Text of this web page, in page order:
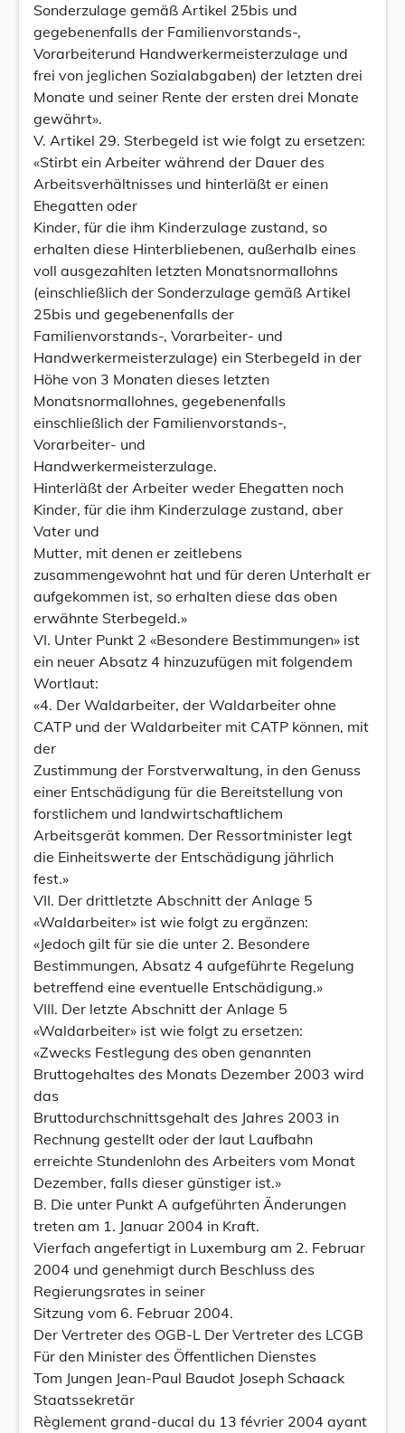
Sonderzulage gemäß Artikel 25bis und
gegebenenfalls der Familienvorstands-,
Vorarbeiterund Handwerkermeisterzulage und
frei von jeglichen Sozialabgaben) der letzten drei
Monate und seiner Rente der ersten drei Monate
gewährt».
V. Artikel 29. Sterbegeld ist wie folgt zu ersetzen:
«Stirbt ein Arbeiter während der Dauer des
Arbeitsverhältnisses und hinterläßt er einen
Ehegatten oder
Kinder, für die ihm Kinderzulage zustand, so
erhalten diese Hinterbliebenen, außerhalb eines
voll ausgezahlten letzten Monatsnormallohns
(einschließlich der Sonderzulage gemäß Artikel
25bis und gegebenenfalls der
Familienvorstands-, Vorarbeiter- und
Handwerkermeisterzulage) ein Sterbegeld in der
Höhe von 3 Monaten dieses letzten
Monatsnormallohnes, gegebenenfalls
einschließlich der Familienvorstands-,
Vorarbeiter- und
Handwerkermeisterzulage.
Hinterläßt der Arbeiter weder Ehegatten noch
Kinder, für die ihm Kinderzulage zustand, aber
Vater und
Mutter, mit denen er zeitlebens
zusammengewohnt hat und für deren Unterhalt er
aufgekommen ist, so erhalten diese das oben
erwähnte Sterbegeld.»
VI. Unter Punkt 2 «Besondere Bestimmungen» ist
ein neuer Absatz 4 hinzuzufügen mit folgendem
Wortlaut:
«4. Der Waldarbeiter, der Waldarbeiter ohne
CATP und der Waldarbeiter mit CATP können, mit
der
Zustimmung der Forstverwaltung, in den Genuss
einer Entschädigung für die Bereitstellung von
forstlichem und landwirtschaftlichem
Arbeitsgerät kommen. Der Ressortminister legt
die Einheitswerte der Entschädigung jährlich
fest.»
VII. Der drittletzte Abschnitt der Anlage 5
«Waldarbeiter» ist wie folgt zu ergänzen:
«Jedoch gilt für sie die unter 2. Besondere
Bestimmungen, Absatz 4 aufgeführte Regelung
betreffend eine eventuelle Entschädigung.»
VIII. Der letzte Abschnitt der Anlage 5
«Waldarbeiter» ist wie folgt zu ersetzen:
«Zwecks Festlegung des oben genannten
Bruttogehaltes des Monats Dezember 2003 wird
das
Bruttodurchschnittsgehalt des Jahres 2003 in
Rechnung gestellt oder der laut Laufbahn
erreichte Stundenlohn des Arbeiters vom Monat
Dezember, falls dieser günstiger ist.»
B. Die unter Punkt A aufgeführten Änderungen
treten am 1. Januar 2004 in Kraft.
Vierfach angefertigt in Luxemburg am 2. Februar
2004 und genehmigt durch Beschluss des
Regierungsrates in seiner
Sitzung vom 6. Februar 2004.
Der Vertreter des OGB-L Der Vertreter des LCGB
Für den Minister des Öffentlichen Dienstes
Tom Jungen Jean-Paul Baudot Joseph Schaack
Staatssekretär
Règlement grand-ducal du 13 février 2004 ayant